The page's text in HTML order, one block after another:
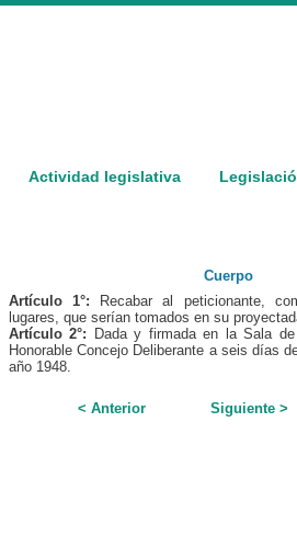
Actividad legislativa
Cuerpo
Artículo 1°: Recabar al peticionante,
lugares, que serían tomados en su
Artículo 2°: Dada y firmada en la Sala
Honorable Concejo Deliberante a seis días
año 1948.
< Anterior Siguiente >